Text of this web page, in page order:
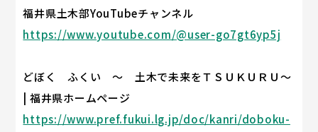
福井県土木部YouTubeチャンネル
https://www.youtube.com/@user-go7gt6yp5j
どぼく ふくい ～ 土木で未来をＴＳＵＫＵＲＵ～
| 福井県ホームページ
https://www.pref.fukui.lg.jp/doc/kanri/doboku-